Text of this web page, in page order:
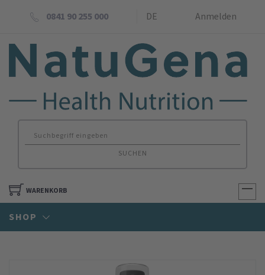
0841 90 255 000 DE Anmelden
SUCHEN
WARENKORB
SHOP